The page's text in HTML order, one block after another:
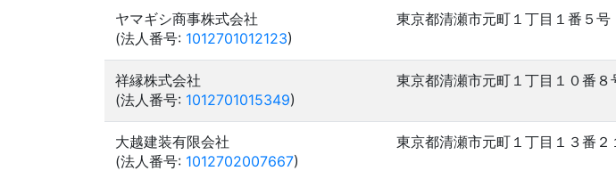
ヤマギシ商事株式会社
(法人番号: 1012701012123)
東京都清瀬市元町１丁目１番５号
祥縁株式会社
(法人番号: 1012701015349)
東京都清瀬市元町１丁目１０番
大越建装有限会社
(法人番号: 1012702007667)
東京都清瀬市元町１丁目１３番２